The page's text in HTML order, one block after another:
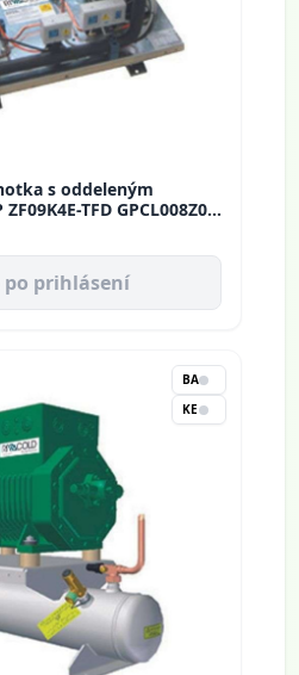
s oddeleným
TFD GPCL008Z02
po prihlásení
BA
KE